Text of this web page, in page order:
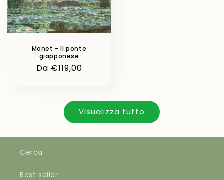
Monet - Il ponte
giapponese
Prezzo
Da €119,00
Visualizza tutto
Cerca
Best seller